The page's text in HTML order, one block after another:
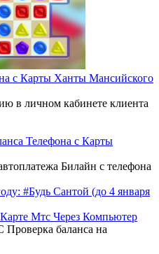
с Карты Ханты Мансийского
в личном кабинете клиента
Телефона с Карты
Билайн с телефона
Мтс Через Компьютер
баланса на